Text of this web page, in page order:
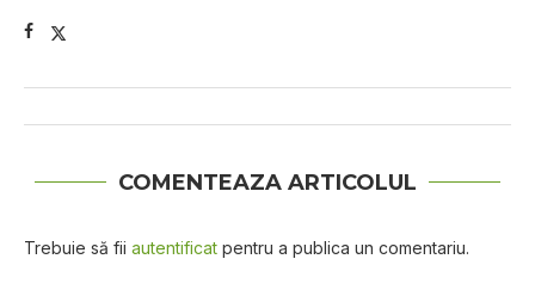
COMENTEAZA ARTICOLUL
Trebuie să fii autentificat pentru a publica un comentariu.